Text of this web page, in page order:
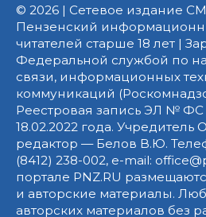
© 2026 | Сетевое издание
Пензенский
читателей старше 18 лет |
Федеральной службой по
связи, информационных
коммуникаций
Реестровая запись ЭЛ № ФС
18.02.2022 года.
редактор — Белов В.Ю.
(8412) 238-002, e-mail:
портале PNZ.RU
и авторские материалы.
авторских материалов без